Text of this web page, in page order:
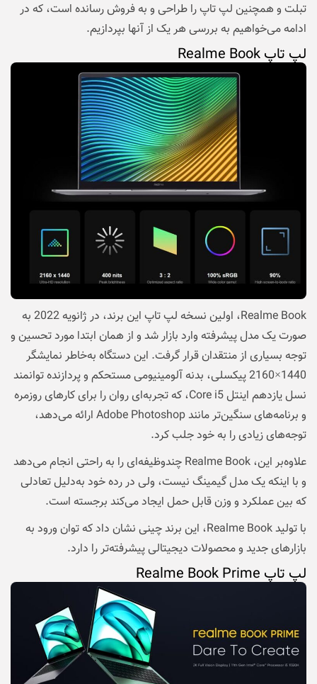
تبلت و همچنین لپ تاپ را طراحی و به فروش رسانده است، که در
ادامه می‌خواهیم به بررسی هر یک از آنها بپردازیم.
لپ تاپ Realme Book
Realme Book، اولین نسخه لپ تاپ این برند، در ژانویه 2022 به
صورت یک مدل پیشرفته وارد بازار شد و از همان ابتدا مورد تحسین و
توجه بسیاری از منتقدان قرار گرفت. این دستگاه به‌خاطر نمایشگر
1440×2160 پیکسلی، بدنه آلومینیومی مستحکم و پردازنده توانمند
نسل یازدهم اینتل Core i5، که تجربه‌ای روان را برای کارهای روزمره
و برنامه‌های سنگین‌تر مانند Adobe Photoshop ارائه می‌‌دهد،
توجه‌های زیادی را به خود جلب کرد.
علاوه‌بر این، Realme Book چندوظیفه‌ای را به راحتی انجام می‌دهد
و با اینکه یک مدل گیمینگ نیست، ولی در رده خود به‌دلیل تعادلی
که بین عملکرد و وزن قابل حمل ایجاد می‌کند برجسته است.
با تولید Realme Book، این برند چینی نشان داد که توان ورود به
بازارهای جدید و محصولات دیجیتالی پیشرفته‌تر را دارد.
لپ تاپ Realme Book Prime